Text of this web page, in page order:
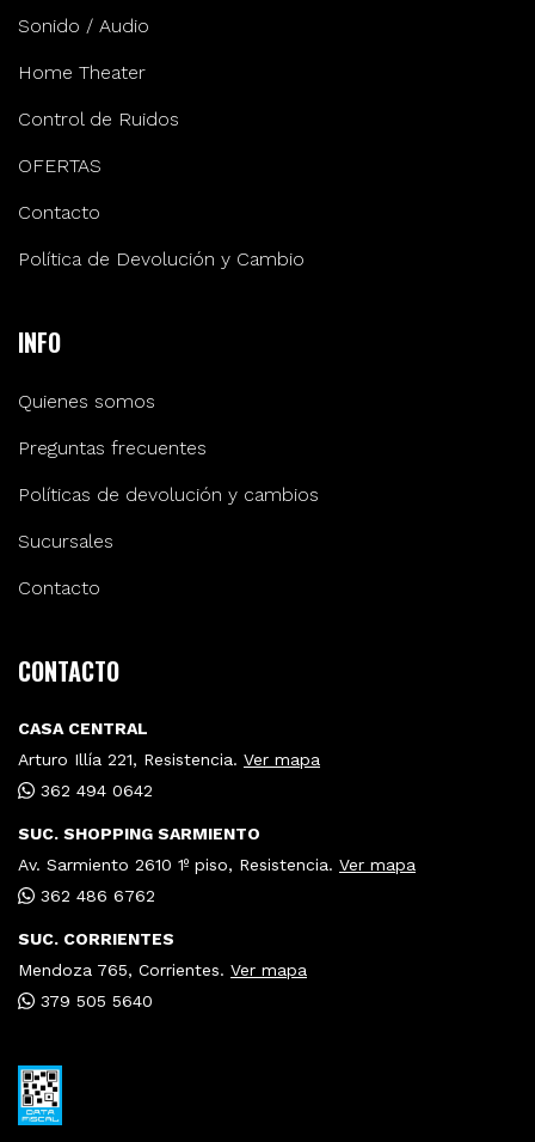
Sonido / Audio
Home Theater
Control de Ruidos
OFERTAS
Contacto
Política de Devolución y Cambio
INFO
Quienes somos
Preguntas frecuentes
Políticas de devolución y cambios
Sucursales
Contacto
CONTACTO
CASA CENTRAL
Arturo Illía 221, Resistencia. Ver mapa
362 494 0642
SUC. SHOPPING SARMIENTO
Av. Sarmiento 2610 1º piso, Resistencia. Ver mapa
362 486 6762
SUC. CORRIENTES
Mendoza 765, Corrientes. Ver mapa
379 505 5640